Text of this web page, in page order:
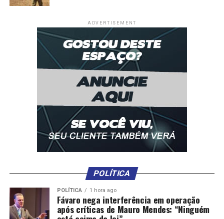
Comentários
RELATED TOPICS: ATUALIZA CADASTROS
CIDADES
DESTAQUE
EMPREGO OFERTA SINEVG
VAGAS
VARZEAGRANDE
VÁRZEAGRANDENSE
VÁRZEAGRANDENSES
VG
Secretaria de Obras realiza melhorias para receber 1º
Festival de Flores e Plantas
Várzea Grande investe no fomento ao Desporto Escolar
ADVERTISEMENT
POLÍTICA
POLÍTICA 1 hora ago
Fávaro nega interferência em operação
após críticas de Mauro Mendes: “Ninguém